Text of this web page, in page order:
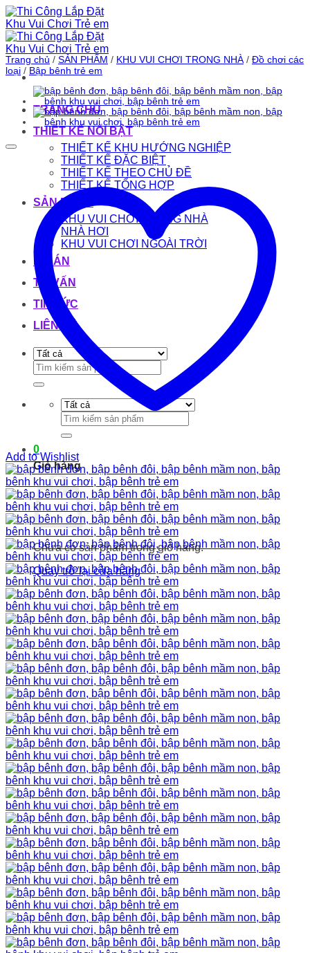
Bỏ
qua
nội
dung
TRANG CHỦ
THIẾT KẾ NỔI BẬT
THIẾT KẾ KHU HƯỚNG NGHIỆP
THIẾT KẾ ĐẶC BIỆT
THIẾT KẾ THEO CHỦ ĐỀ
THIẾT KẾ TỔNG HỢP
SẢN PHẨM
KHU VUI CHƠI TRONG NHÀ
NHÀ HƠI
KHU VUI CHƠI NGOÀI TRỜI
DỰ ÁN
TƯ VẤN
TIN TỨC
LIÊN HỆ
Tìm
kiếm:
Tìm
kiếm:
0
Giỏ hàng
Chưa có sản phẩm trong giỏ hàng.
Quay trở lại cửa hàng
Trang chủ / SẢN PHẨM / KHU VUI CHƠI TRONG NHÀ / Đồ chơi các
loại / Bập bênh trẻ em
Add to Wishlist